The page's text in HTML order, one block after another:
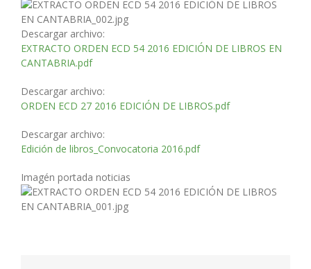
Descargar archivo:
EXTRACTO ORDEN ECD 54 2016 EDICIÓN DE LIBROS EN
CANTABRIA.pdf
Descargar archivo:
ORDEN ECD 27 2016 EDICIÓN DE LIBROS.pdf
Descargar archivo:
Edición de libros_Convocatoria 2016.pdf
Imagén portada noticias